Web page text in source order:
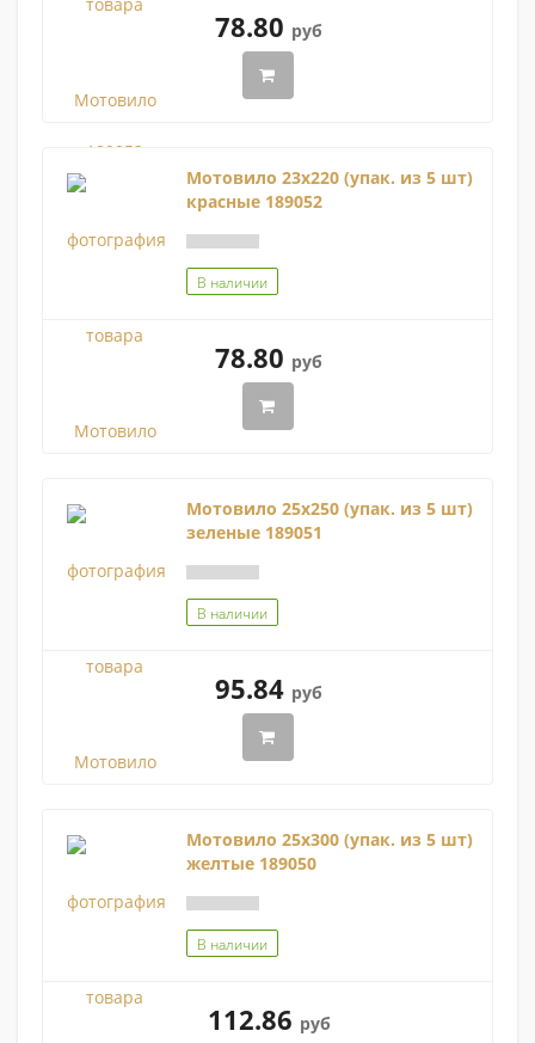
78.80 руб
Мотовило 23х220 (упак. из 5 шт)
красные 189052
В наличии
78.80 руб
Мотовило 25х250 (упак. из 5 шт)
зеленые 189051
В наличии
95.84 руб
Мотовило 25х300 (упак. из 5 шт)
желтые 189050
В наличии
112.86 руб